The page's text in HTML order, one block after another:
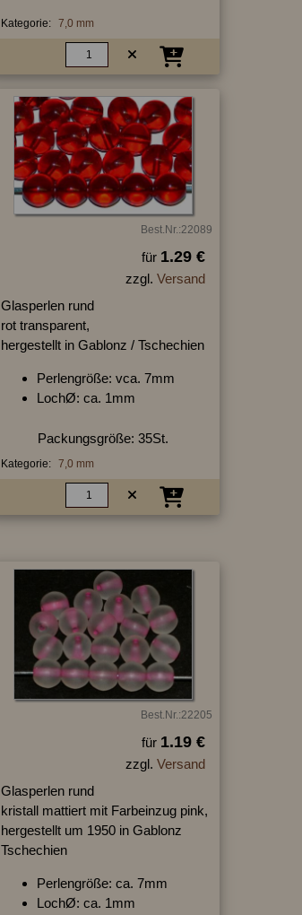
Kategorie: 7,0 mm
Best.Nr.:22089
für 1.29 €
zzgl. Versand
Glasperlen rund
rot transparent,
hergestellt in Gablonz / Tschechien
Perlengröße: vca. 7mm
LochØ: ca. 1mm
Packungsgröße: 35St.
Kategorie: 7,0 mm
Best.Nr.:22205
für 1.19 €
zzgl. Versand
Glasperlen rund
kristall mattiert mit Farbeinzug pink,
hergestellt um 1950 in Gablonz
Tschechien
Perlengröße: ca. 7mm
LochØ: ca. 1mm